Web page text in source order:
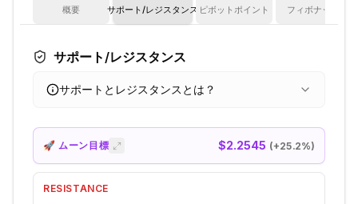
概要 サポート/レジスタンス ピボットポイント フィボナッチ
サポート/レジスタンス
サポートとレジスタンスとは？
🚀 ムーン目標 $2.2545 (+25.2%)
RESISTANCE